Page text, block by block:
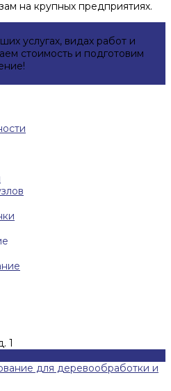
на крупных предприятиях.
услугах, видах работ и
стоимость и подготовим
1